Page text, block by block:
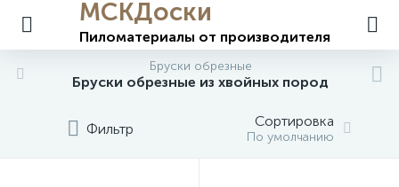
МСКДоски
Пиломатериалы от производителя
Бруски обрезные
Бруски обрезные из хвойных пород
Фильтр Сортировка
По умолчанию